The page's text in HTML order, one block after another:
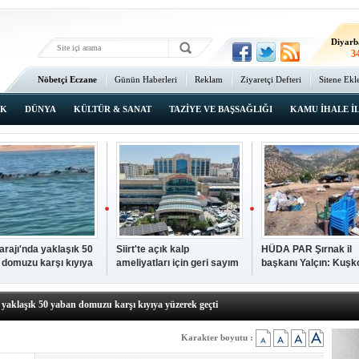
Nöbetçi Eczane Günün Haberleri Reklam Ziyaretçi Defteri
Sitene
Ana Sayfa
DÜNYA KÜLTÜR & SANAT TAZİYE VE BAŞSAĞLIĞI KAMU İHALE
yaklaşık 50
karşı kıyıya
Siirt'te açık kalp
ameliyatları için geri sayım
HÜDA PAR Şırnak il
başkanı Yalçın:
dönmek istiyor
TIKLAYIN
50 yaban domuzu karşı kıyıya yüzerek geçti
ekipleri bilgi, cesaret ve fedakârlıklarıyla hayat kurtarıyor
il başkanı Yalçın: Kuşkonar Köyü sakinleri, köylerine dönmek
Karakter boyutu :